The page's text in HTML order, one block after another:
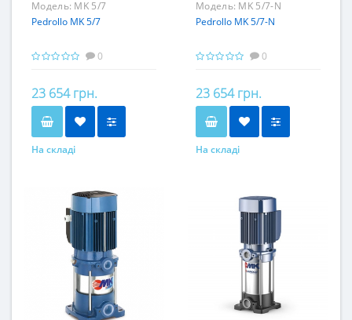
Модель: MK 5/7
Pedrollo MK 5/7
0
23 654 грн.
На складі
Модель: MK 5/7-N
Pedrollo MK 5/7-N
0
23 654 грн.
На складі